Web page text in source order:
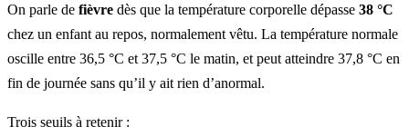
On parle de fièvre dès que la température corporelle dépasse 38 °C
chez un enfant au repos, normalement vêtu. La température normale
oscille entre 36,5 °C et 37,5 °C le matin, et peut atteindre 37,8 °C en
fin de journée sans qu’il y ait rien d’anormal.
Trois seuils à retenir :